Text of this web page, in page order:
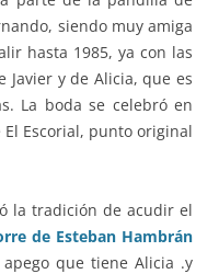
siendo muy amiga
hasta 1985, ya con las
Javier y de Alicia, que es
La boda se celebró en
Escorial, punto original
la tradición de acudir el
de Esteban Hambrán
que tiene Alicia .y